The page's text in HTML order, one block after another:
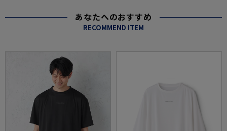
あなたへのおすすめ
RECOMMEND ITEM